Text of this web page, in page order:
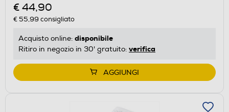
€ 44,90
€ 55,99 consigliato
Acquisto online: disponibile
Ritiro in negozio in 30' gratuito: verifica
AGGIUNGI